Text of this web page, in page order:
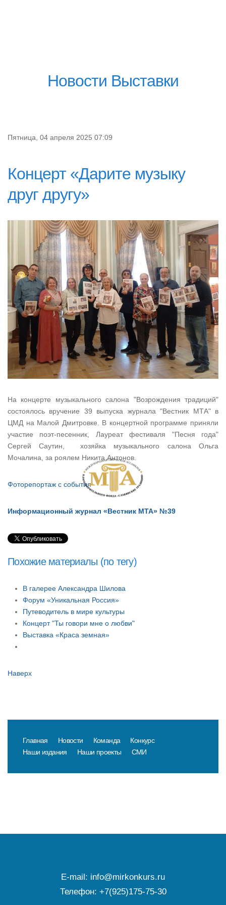
Новости Выставки
Пятница, 04 апреля 2025 07:09
Концерт «Дарите музыку
друг другу»
На концерте музыкального салона "Возрождения традиций"
состоялось вручение 39 выпуска журнала "Вестник МТА" в
ЦМД на Малой Дмитровке. В концертной программе приняли
участие поэт-песенник, Лауреат фестиваля "Песня года"
Сергей Саутин, хозяйка музыкального салона Ольга
Мочалина, за роялем Никита Антонов.
Фоторепортаж с события
Информационный журнал «Вестник МТА» №39
Похожие материалы (по тегу)
В галерее Александра Шилова
Форум «Уникальная Россия»
Путеводитель в мире культуры
Концерт "Ты говори мне о любви"
Выставка «Краса земная»
Наверх
Главная Новости Команда
Конкурс
Наши издания
Наши проекты СМИ
E-mail: info@mirkonkurs.ru
Телефон: +7(925)175-75-30